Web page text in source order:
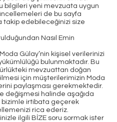
bilgileri yeni mevzuata uygun
de bu sayfa
takip edebileceğinizi size
Nasıl Emin
Gülay’nin kişisel verilerinizi
bulunmaktadır. Bu
mevzuattan doğan
için müşterilerimizin Moda
paylaşması gerekmektedir.
değişmesi halinde aşağıda
bizimle irtibata geçerek
rica ederiz.
ilgili BİZE soru sormak ister